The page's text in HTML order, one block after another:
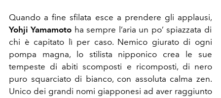
Quando a fine sfilata esce a prendere gli applausi,
Yohji Yamamoto ha sempre l’aria un po’ spiazzata di
chi è capitato lì per caso. Nemico giurato di ogni
pompa magna, lo stilista nipponico crea le sue
tempeste di abiti scomposti e ricomposti, di nero
puro squarciato di bianco, con assoluta calma zen.
Unico dei grandi nomi giapponesi ad aver raggiunto